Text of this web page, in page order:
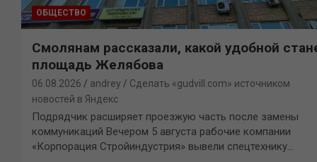
ОБЩЕСТВО
Смолянам рассказали, какой удобной
площадь Желябова
06.08.2026 andrey
Сделать «gudvill.com» источником
новостей в Яндекс
Подрядчик расширяет проезжую часть после замены
коммуникаций Вечером 5 августа рабочие компании
«Корпорация Стройиндустрия» вывели спецтехнику…